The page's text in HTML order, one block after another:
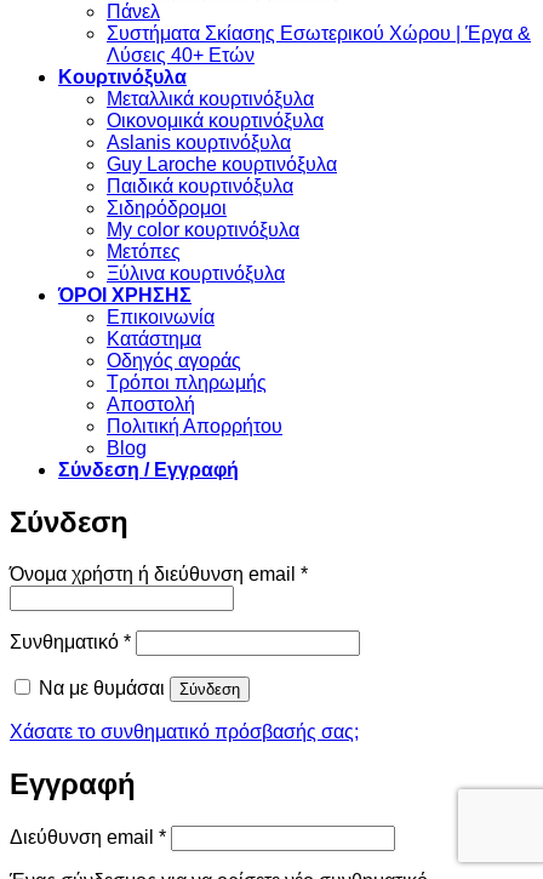
Πάνελ
Συστήματα Σκίασης Εσωτερικού Χώρου | Έργα &
Λύσεις 40+ Ετών
Κουρτινόξυλα
Μεταλλικά κουρτινόξυλα
Οικονομικά κουρτινόξυλα
Aslanis κουρτινόξυλα
Guy Laroche κουρτινόξυλα
Παιδικά κουρτινόξυλα
Σιδηρόδρομοι
My color κουρτινόξυλα
Μετόπες
Ξύλινα κουρτινόξυλα
ΌΡΟΙ ΧΡΗΣΗΣ
Επικοινωνία
Κατάστημα
Οδηγός αγοράς
Τρόποι πληρωμής
Αποστολή
Πολιτική Απορρήτου
Blog
Σύνδεση / Εγγραφή
Σύνδεση
Όνομα χρήστη ή διεύθυνση email *Απαιτείται
Συνθηματικό *Απαιτείται
Να με θυμάσαι Σύνδεση
Χάσατε το συνθηματικό πρόσβασής σας;
Εγγραφή
Διεύθυνση email *Απαιτείται